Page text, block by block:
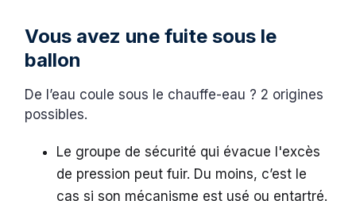
Vous avez une fuite sous le
ballon
De l’eau coule sous le chauffe-eau ? 2 origines
possibles.
Le groupe de sécurité qui évacue l'excès
de pression peut fuir. Du moins, c’est le
cas si son mécanisme est usé ou entartré.